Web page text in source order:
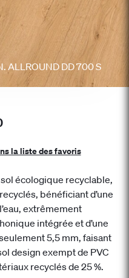
ALLROUND DD 700 S
la liste des favoris
écologique recyclable,
bénéficiant d’une
extrêmement
intégrée et d’une
5,5 mm, faisant
design exempt de PVC
recyclés de 25 %.